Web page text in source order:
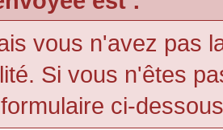
vous n'avez pas
Si vous n'êtes
ci-